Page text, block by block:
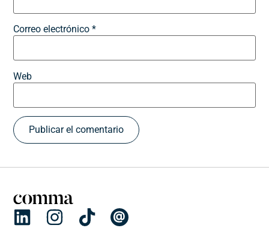
Correo electrónico*
Web